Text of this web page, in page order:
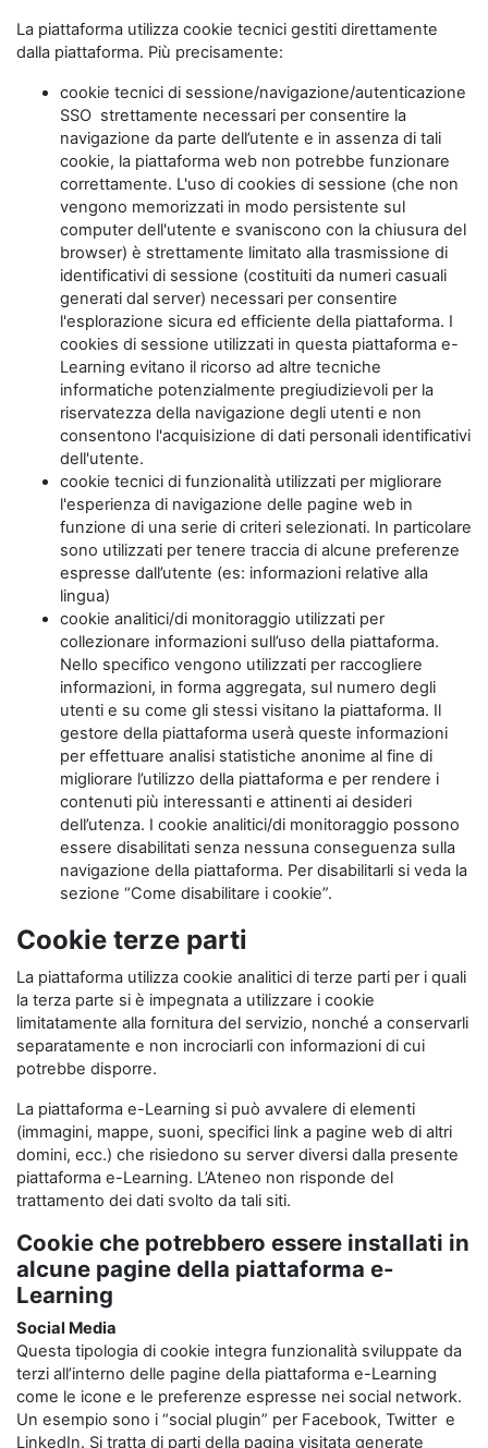
La piattaforma utilizza cookie tecnici gestiti direttamente
dalla piattaforma. Più precisamente:
cookie tecnici di sessione/navigazione/autenticazione
SSO strettamente necessari per consentire la
navigazione da parte dell’utente e in assenza di tali
cookie, la piattaforma web non potrebbe funzionare
correttamente. L'uso di cookies di sessione (che non
vengono memorizzati in modo persistente sul
computer dell'utente e svaniscono con la chiusura del
browser) è strettamente limitato alla trasmissione di
identificativi di sessione (costituiti da numeri casuali
generati dal server) necessari per consentire
l'esplorazione sicura ed efficiente della piattaforma. I
cookies di sessione utilizzati in questa piattaforma e-
Learning evitano il ricorso ad altre tecniche
informatiche potenzialmente pregiudizievoli per la
riservatezza della navigazione degli utenti e non
consentono l'acquisizione di dati personali identificativi
dell'utente.
cookie tecnici di funzionalità utilizzati per migliorare
l'esperienza di navigazione delle pagine web in
funzione di una serie di criteri selezionati. In particolare
sono utilizzati per tenere traccia di alcune preferenze
espresse dall’utente (es: informazioni relative alla
lingua)
cookie analitici/di monitoraggio utilizzati per
collezionare informazioni sull’uso della piattaforma.
Nello specifico vengono utilizzati per raccogliere
informazioni, in forma aggregata, sul numero degli
utenti e su come gli stessi visitano la piattaforma. Il
gestore della piattaforma userà queste informazioni
per effettuare analisi statistiche anonime al fine di
migliorare l’utilizzo della piattaforma e per rendere i
contenuti più interessanti e attinenti ai desideri
dell’utenza. I cookie analitici/di monitoraggio possono
essere disabilitati senza nessuna conseguenza sulla
navigazione della piattaforma. Per disabilitarli si veda la
sezione “Come disabilitare i cookie”.
Cookie terze parti
La piattaforma utilizza cookie analitici di terze parti per i quali
la terza parte si è impegnata a utilizzare i cookie
limitatamente alla fornitura del servizio, nonché a conservarli
separatamente e non incrociarli con informazioni di cui
potrebbe disporre.
La piattaforma e-Learning si può avvalere di elementi
(immagini, mappe, suoni, specifici link a pagine web di altri
domini, ecc.) che risiedono su server diversi dalla presente
piattaforma e-Learning. L’Ateneo non risponde del
trattamento dei dati svolto da tali siti.
Cookie che potrebbero essere installati in
alcune pagine della piattaforma e-
Learning
Social Media
Questa tipologia di cookie integra funzionalità sviluppate da
terzi all’interno delle pagine della piattaforma e-Learning
come le icone e le preferenze espresse nei social network.
Un esempio sono i “social plugin” per Facebook, Twitter e
LinkedIn. Si tratta di parti della pagina visitata generate